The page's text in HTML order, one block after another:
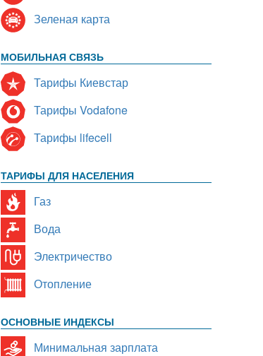
Зеленая карта
МОБИЛЬНАЯ СВЯЗЬ
Тарифы Киевстар
Тарифы Vodafone
Тарифы lifecell
ТАРИФЫ ДЛЯ НАСЕЛЕНИЯ
Газ
Вода
Электричество
Отопление
ОСНОВНЫЕ ИНДЕКСЫ
Минимальная зарплата